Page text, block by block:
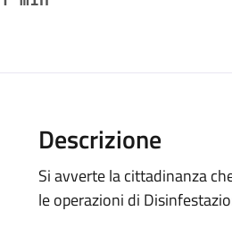
Descrizione
Si avverte la cittadinanza
le operazioni di